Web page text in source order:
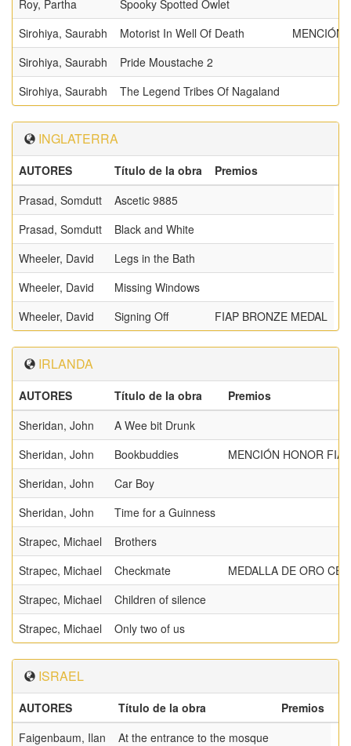
Roy, Partha
Spooky Spotted Owlet
Sirohiya, Saurabh
Motorist In Well Of Death
MENCIÓN
Sirohiya, Saurabh
Pride Moustache 2
Sirohiya, Saurabh
The Legend Tribes Of Nagaland
INGLATERRA
AUTORES Título de la obra
Premios
Prasad, Somdutt
Ascetic 9885
Prasad, Somdutt
Black and White
Wheeler, David
Legs in the Bath
Wheeler, David
Missing Windows
Wheeler, David
Signing Off FIAP BRONZE MEDAL
IRLANDA
AUTORES Título de la obra
Premios
Sheridan, John
A Wee bit Drunk
Sheridan, John
Bookbuddies
MENCIÓN HONOR FIAP
Sheridan, John
Car Boy
Sheridan, John
Time for a Guinness
Strapec, Michael
Brothers
Strapec, Michael
Checkmate
MEDALLA DE ORO CEF
Strapec, Michael
Children of silence
Strapec, Michael
Only two of us
ISRAEL
AUTORES Título de la obra
Premios
Faigenbaum, Ilan
At the entrance to the mosque